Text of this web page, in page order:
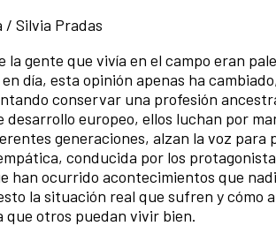
/ Silvia Pradas
la gente que vivía en el campo eran
día, esta opinión apenas ha
conservar una profesión
europeo, ellos luchan por
generaciones, alzan la voz para
conducida por los
han ocurrido acontecimientos que
la situación real que sufren y cómo
otros puedan vivir bien.